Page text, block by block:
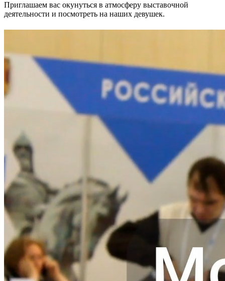
Приглашаем вас окунуться в атмосферу выставочной
деятельности и посмотреть на наших девушек.